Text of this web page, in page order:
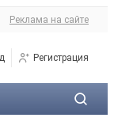
Реклама на сайте
Регистрация